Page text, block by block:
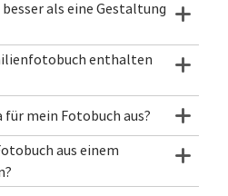
als eine Gestaltung
enthalten
für mein Fotobuch aus?
aus einem